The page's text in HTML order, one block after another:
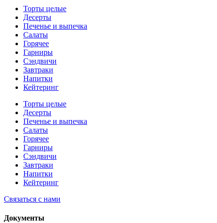
Торты целые
Десерты
Печенье и выпечка
Салаты
Горячее
Гарниры
Сэндвичи
Завтраки
Напитки
Кейтеринг
Торты целые
Десерты
Печенье и выпечка
Салаты
Горячее
Гарниры
Сэндвичи
Завтраки
Напитки
Кейтеринг
Связаться с нами
Документы